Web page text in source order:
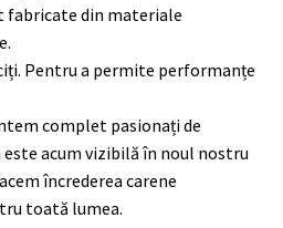
fabricate din materiale
Pentru a permite performanțe
complet pasionați de
este acum vizibilă în noul nostru
încrederea carene
toată lumea.